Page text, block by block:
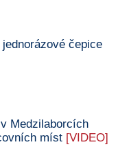
čepice
Medzilaborcích
míst [VIDEO]